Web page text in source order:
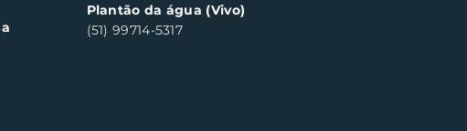
Plantão da água (Vivo)
(51) 99714-5317